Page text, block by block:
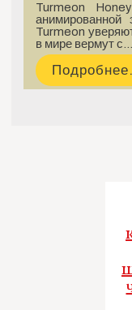
Turmeon
анимированной
Turmeon
в мире вермут с…